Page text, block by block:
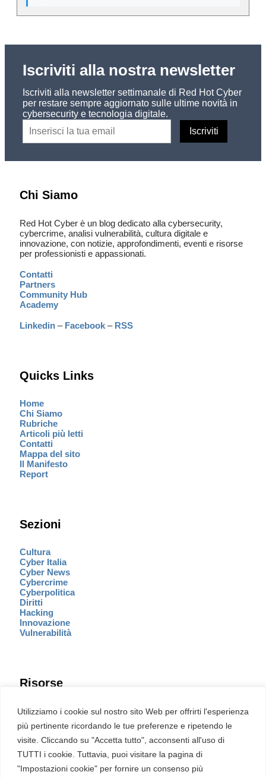
Utilizziamo i cookie sul nostro sito Web per offrirti l'esperienza
più pertinente ricordando le tue preferenze e ripetendo le
visite. Cliccando su "Accetta tutto", acconsenti all'uso di
TUTTI i cookie. Tuttavia, puoi visitare la pagina di
"Impostazioni cookie" per fornire un consenso più
Iscriviti alla nostra newsletter
Iscriviti alla newsletter settimanale di Red Hot Cyber
per restare sempre aggiornato sulle ultime novità in
cybersecurity e tecnologia digitale.
Chi Siamo
Red Hot Cyber è un blog dedicato alla cybersecurity,
cybercrime, analisi vulnerabilità, cultura digitale e
innovazione, con notizie, approfondimenti, eventi e risorse
per professionisti e appassionati.
Contatti
Partners
Community Hub
Academy
Linkedin – Facebook – RSS
Quicks Links
Home
Chi Siamo
Rubriche
Articoli più letti
Contatti
Mappa del sito
Il Manifesto
Report
Sezioni
Cultura
Cyber Italia
Cyber News
Cybercrime
Cyberpolitica
Diritti
Hacking
Innovazione
Vulnerabilità
Risorse
Eventi
Fumetto Cyber
Newsletter
Servizi
Pubblicità
English